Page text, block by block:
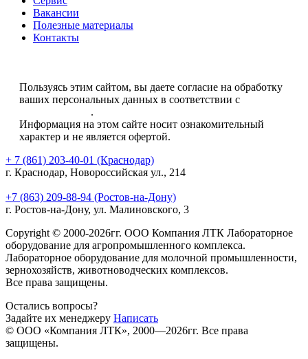
Вакансии
Полезные материалы
Контакты
Пользуясь этим сайтом, вы даете согласие на обработку
ваших персональных данных в соответствии с
.
Информация на этом сайте носит ознакомительный
характер и не является офертой.
+ 7 (861) 203-40-01 (Краснодар)
г. Краснодар, Новороссийская ул., 214
+7 (863) 209-88-94 (Ростов-на-Дону)
г. Ростов-на-Дону, ул. Малиновского, 3
Copyright © 2000-2026гг. ООО Компания ЛТК Лабораторное
оборудование для агропромышленного комплекса.
Лабораторное оборудование для молочной промышленности,
зернохозяйств, животноводческих комплексов.
Все права защищены.
Остались вопросы?
Задайте их менеджеру Написать
© ООО «Компания ЛТК», 2000—2026гг. Все права
защищены.